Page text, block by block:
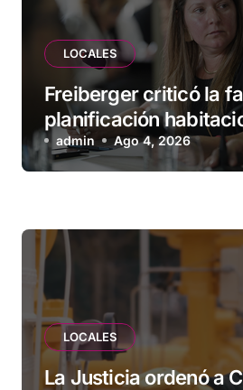
LOCALES
Freiberger criticó la
planificación
Municipio: “Vuoto
vecinos que llevan
admin Ago 4, 2026
LOCALES
La Justicia ordenó a